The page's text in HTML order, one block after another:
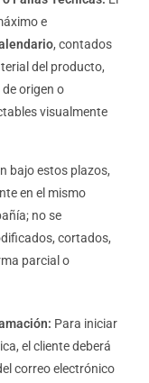
e
, contados
del producto,
origen o
visualmente
bajo estos plazos,
en el mismo
no se
cortados,
parcial o
Para iniciar
el cliente deberá
correo electrónico